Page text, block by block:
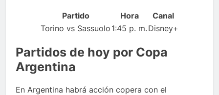
Partido Hora
Canal
Torino vs Sassuolo 1:45 p. m. Disney+
Partidos de hoy por Copa
Argentina
En Argentina habrá acción copera con el